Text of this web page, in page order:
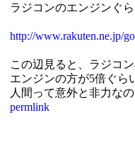
ラジコンのエンジンぐ
http://www.rakuten.ne.jp/
この辺見ると、ラジコ
エンジンの方が5倍ぐら
人間って意外と非力なの
permlink